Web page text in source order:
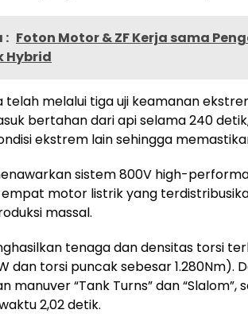
: Foton Motor & ZF Kerja sama
Hybrid
telah melalui tiga uji keamanan
bertahan dari api selama 240
ekstrem lain sehingga
sistem 800V high-
motor listrik yang
massal.
tenaga dan densitas torsi
dan torsi puncak sebesar 1.280Nm).
manuver “Tank Turns” dan
2,02 detik.